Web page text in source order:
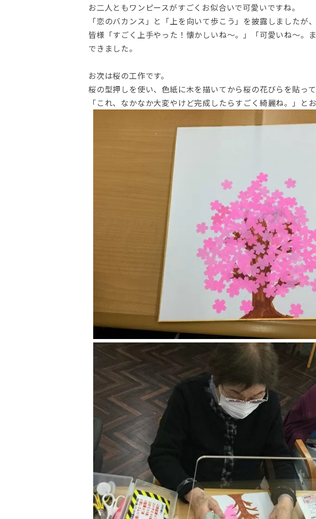
お二人ともワンピースがすごくお似合いで可愛いですね。
「恋のバカンス」と「上を向いて歩こう」を披露しました
皆様「すごく上手やった！懐かしいね〜。」「可愛いね〜。
できました。
お次は桜の工作です。
桜の型押しを使い、色紙に木を描いてから桜の花びらを貼って
「これ、なかなか大変やけど完成したらすごく綺麗ね。」と